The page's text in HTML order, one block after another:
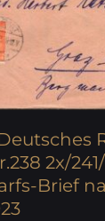
2x/
Brief